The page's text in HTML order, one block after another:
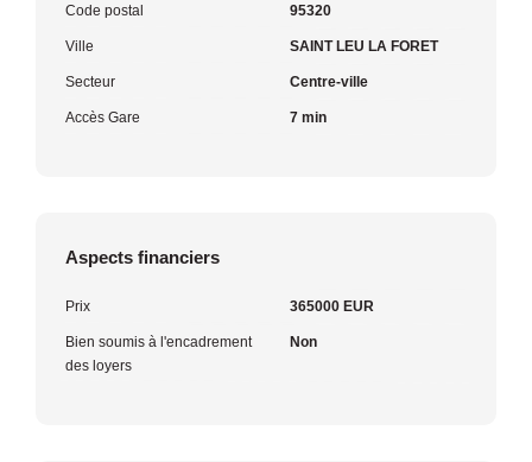
Code postal 95320
Ville SAINT LEU LA FORET
Secteur Centre-ville
Accès Gare 7 min
Aspects financiers
Prix 365000 EUR
Bien soumis à l'encadrement
des loyers
Non